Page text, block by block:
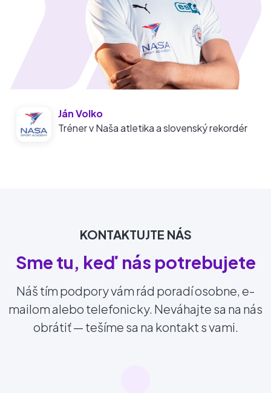
Ján Volko
Tréner v Naša atletika a slovenský rekordér
KONTAKTUJTE NÁS
Sme tu, keď nás potrebujete
Náš tím podpory vám rád poradí osobne, e-
mailom alebo telefonicky. Neváhajte sa na nás
obrátiť — tešíme sa na kontakt s vami.